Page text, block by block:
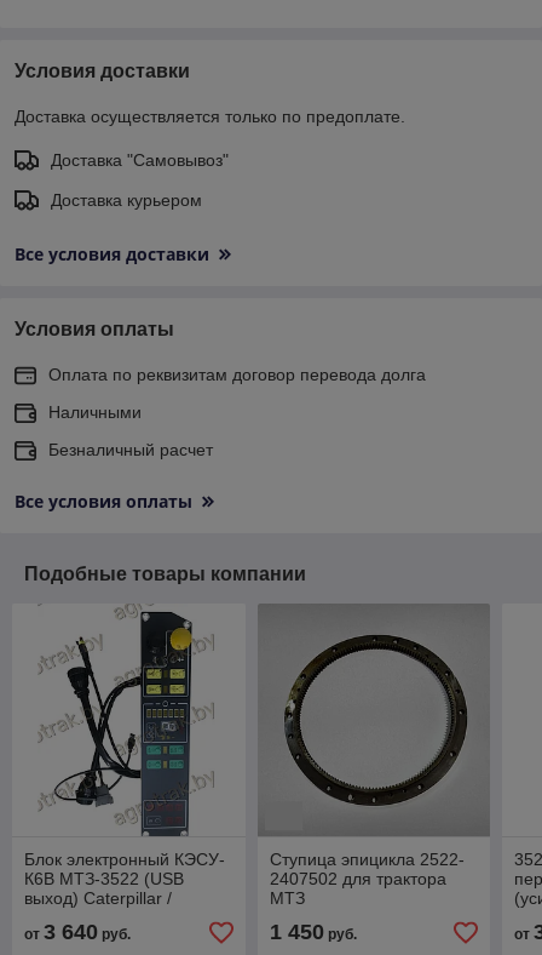
Условия доставки
Доставка осуществляется только по предоплате.
Доставка "Самовывоз"
Доставка курьером
Все условия доставки
Условия оплаты
Оплата по реквизитам договор перевода долга
Наличными
Безналичный расчет
Все условия оплаты
Подобные товары компании
Блок электронный КЭСУ-
К6В МТЗ-3522 (USB
выход) Caterpillar /
от 3 640 руб.
Ступица эпицикла 2522-
2407502 для трактора
МТЗ
1 450руб. от